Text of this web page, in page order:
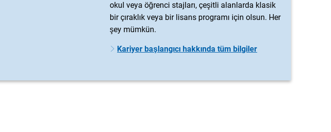
okul veya öğrenci stajları, çeşitli alanlarda klasik
bir çıraklık veya bir lisans programı için olsun. Her
şey mümkün.
Kariyer başlangıcı hakkında tüm bilgiler